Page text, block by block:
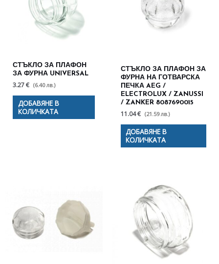
СТЪКЛО ЗА ПЛАФОН
ЗА ФУРНА UNIVERSAL
3.27 € (6.40 лв.)
ДОБАВЯНЕ В
КОЛИЧКАТА
СТЪКЛО ЗА ПЛАФОН ЗА
ФУРНА НА ГОТВАРСКА
ПЕЧКА AEG /
ELECTROLUX / ZANUSSI
/ ZANKER 8087690015
11.04 € (21.59 лв.)
ДОБАВЯНЕ В
КОЛИЧКАТА